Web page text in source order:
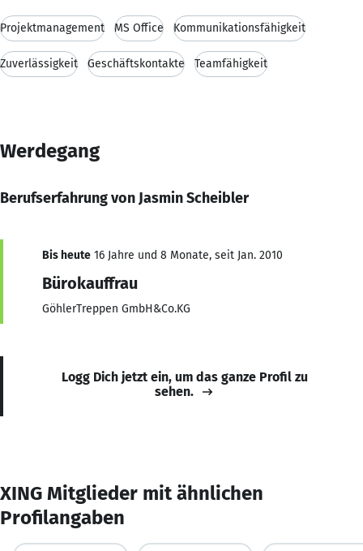
Projektmanagement MS Office Kommunikationsfähigkeit
Zuverlässigkeit Geschäftskontakte Teamfähigkeit
Werdegang
Berufserfahrung von Jasmin Scheibler
Bis heute 16 Jahre und 8 Monate, seit Jan. 2010
Bürokauffrau
GöhlerTreppen GmbH&Co.KG
Logg Dich jetzt ein, um das ganze Profil zu
sehen.
XING Mitglieder mit ähnlichen
Profilangaben